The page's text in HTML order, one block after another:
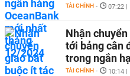
TÀI CHÍNH - 07:22 |
Nhận
tới bảng cân
trong ngắn
TÀI CHÍNH - 10:14